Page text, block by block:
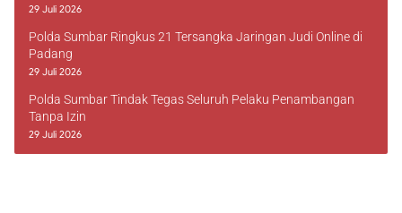
29 Juli 2026
Polda Sumbar Ringkus 21 Tersangka Jaringan Judi Online di
Padang
29 Juli 2026
Polda Sumbar Tindak Tegas Seluruh Pelaku Penambangan
Tanpa Izin
29 Juli 2026